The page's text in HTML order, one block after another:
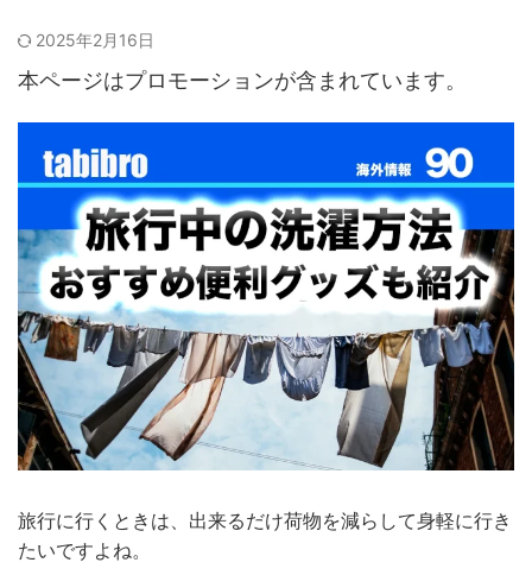
旅の知恵
2025年2月16日
本ページはプロモーションが含まれています。
旅行に行くときは、出来るだけ荷物を減らして身軽に行き
たいですよね。